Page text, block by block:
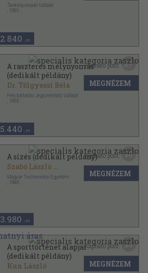
Tankönyvkiadó Vállalat
1991
2.840 ,-Ft
A raszteres mélynyomás
(dedikált példány)
Dr. Tölgyessi Béla
Felsőoktatási Jegyzetellátó Vállalat
1955
5.440 ,-Ft
Kapható pont: 27
MEGNÉZEM
A sízés (dedikált példány)
Szabó László ...
Magyar Testnevelési Egyetem
1993
3.980 ,-Ft
Kapható pont: 20
MEGNÉZEM
A sporttörténet alapjai
(dedikált példány)
Kun László
Kapható pont: 26
MEGNÉZEM